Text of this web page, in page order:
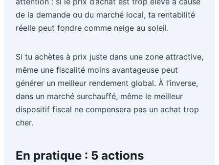
de la demande ou du marché local, ta rentabilité
réelle peut fondre comme neige au soleil.
Si tu achètes à prix juste dans une zone attractive,
même une fiscalité moins avantageuse peut
générer un meilleur rendement global. À l’inverse,
dans un marché surchauffé, même le meilleur
dispositif fiscal ne compensera pas un achat trop
cher.
En pratique : 5 actions